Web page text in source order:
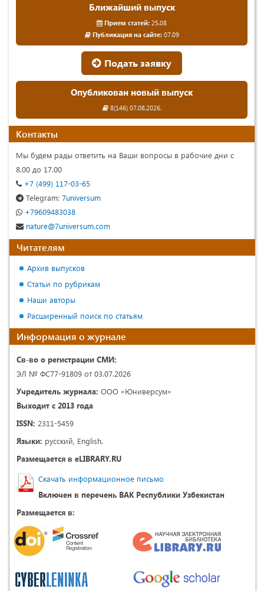
Ближайший выпуск
Прием статей: 25.08
Публикация на сайте:07.09
Подать заявку
Опубликован новый выпуск
8(146) 07.08.2026.
Контакты
Мы будем рады ответить на Ваши вопросы в рабочие дни с
8.00 до 17.00
+7 (499) 117-03-65
Telegram: 7universum
+79609483038
nature@7universum.com
Читателям
Архив выпусков
Статьи по рубрикам
Наши авторы
Расширенный поиск по статьям
Информация о журнале
Св-во о регистрации СМИ:
ЭЛ № ФС77-91809 от 03.07.2026
Учредитель журнала: ООО «Юниверсум»
Выходит с 2013 года
ISSN: 2311-5459
Языки: русский, English.
Размещается в eLIBRARY.RU
Скачать информационное письмо
Включен в перечень ВАК Республики Узбекистан
Размещается в: